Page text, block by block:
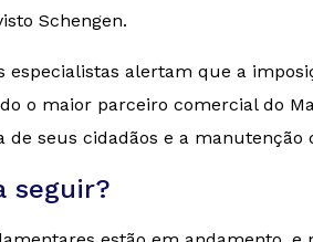
Schengen.
especialistas alertam que a
o maior parceiro comercial do
de seus cidadãos e a manutenção
seguir?